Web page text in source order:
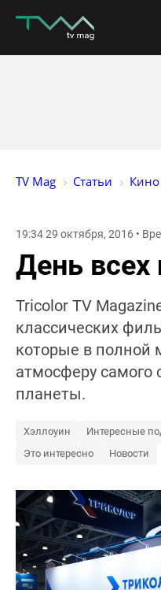
TV Mag Статьи Кино
19:34 29 октября, 2016 •
День всех
Tricolor TV
классических
которые в полной
атмосферу самого
планеты.
Хэллоуин
Интересные
Это интересно
Новости